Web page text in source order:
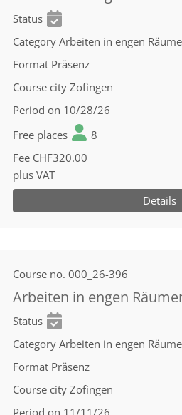
Status
Category Arbeiten in engen
Format Präsenz
Course city Zofingen
Period on 10/28/26
Free places
8
Fee CHF320.00
plus VAT
Details
Course no. 000_26-396
Arbeiten in engen
Status
Category Arbeiten in engen
Format Präsenz
Course city Zofingen
Period on 11/11/26